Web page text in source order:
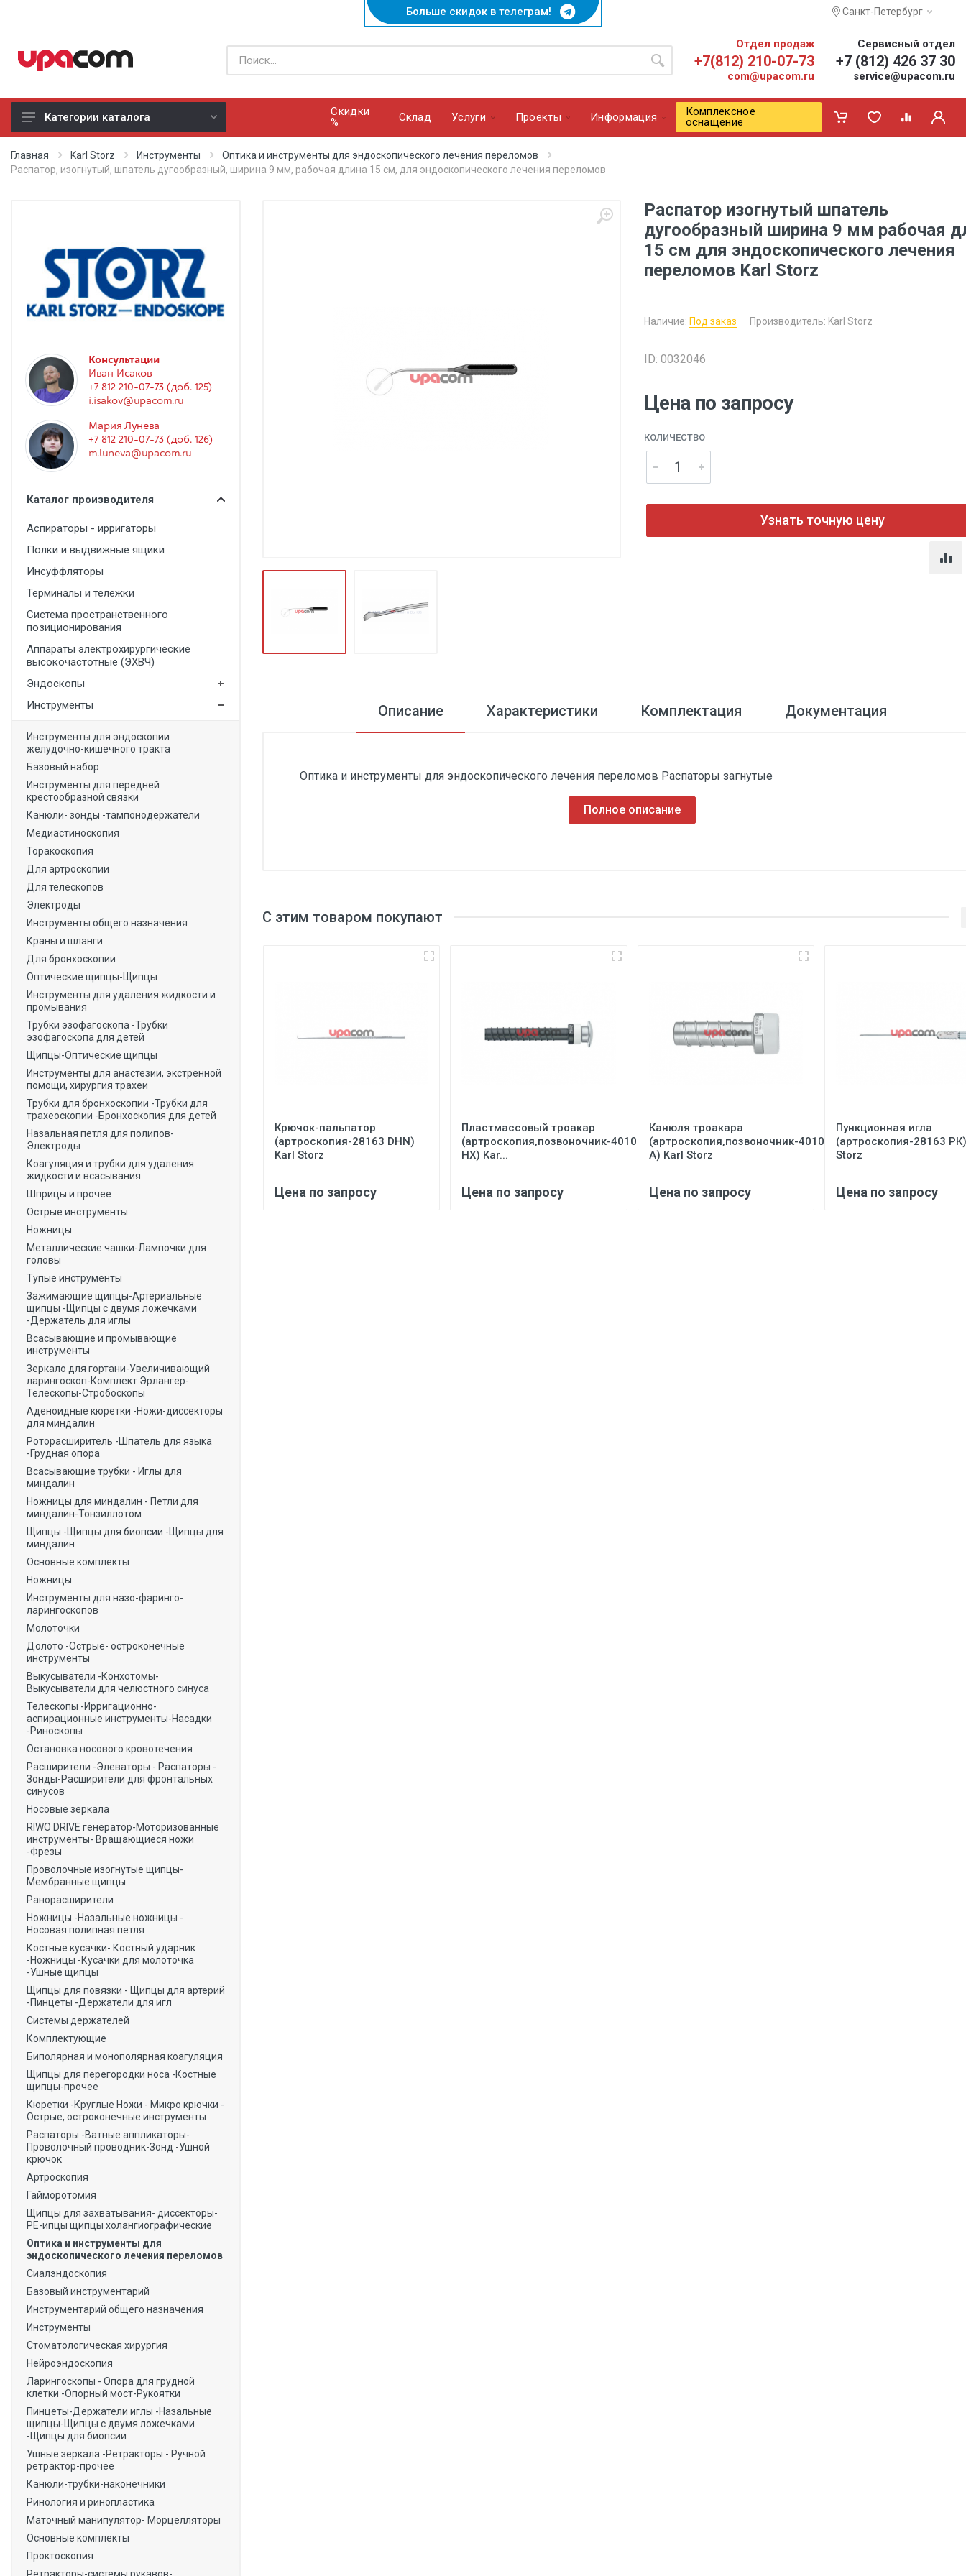
Больше скидок в телеграм! Санкт-Петербург
Отдел продаж
+7(812) 210-07-73
com@upacom.ru
Сервисный отдел
+7 (812) 426 37 30
service@upacom.ru
Б/У оборудование
Неонатология
Хирургия
Функциональная диагностика
Офтальмология
Урология
Дезинфекция и стерилизация
Реабилитация
Расходные материалы
Оториноларингология
Вспомогательное оборудование
Стоматологическое оборудование
Медицинская мебель
Лабораторное оборудование
Оборудование для скорой помощи
Прачечное оборудование
Медицинские мониторы
Ортопедические товары
Косметология
Категории каталога
Скидки
%
Cклад Услуги Проекты Информация
Комплексное
оснащение
Главная Karl Storz Инструменты
Оптика и инструменты для эндоскопического лечения переломов
Распатор, изогнутый, шпатель дугообразный, ширина 9 мм, рабочая длина 15 см, для эндоскопического лечения переломов
Консультации
Иван Исаков
+7 812 210-07-73 (доб. 125)
i.isakov@upacom.ru
Мария Лунева
+7 812 210-07-73 (доб. 126)
m.luneva@upacom.ru
Каталог производителя
Аспираторы - ирригаторы
Полки и выдвижные ящики
Инсуффляторы
Терминалы и тележки
Система пространственного
позиционирования
Аппараты электрохирургические
высокочастотные (ЭХВЧ)
Эндоскопы
Инструменты
Инструменты для эндоскопии
желудочно-кишечного тракта
Базовый набор
Инструменты для передней
крестообразной связки
Канюли- зонды -тампонодержатели
Медиастиноскопия
Торакоскопия
Для артроскопии
Для телескопов
Электроды
Инструменты общего назначения
Краны и шланги
Для бронхоскопии
Оптические щипцы-Щипцы
Инструменты для удаления жидкости и
промывания
Трубки эзофагоскопа -Трубки
эзофагоскопа для детей
Щипцы-Оптические щипцы
Инструменты для анастезии, экстренной
помощи, хирургия трахеи
Трубки для бронхоскопии -Трубки для
трахеоскопии -Бронхоскопия для детей
Назальная петля для полипов-
Электроды
Коагуляция и трубки для удаления
жидкости и всасывания
Шприцы и прочее
Острые инструменты
Ножницы
Металлические чашки-Лампочки для
головы
Тупые инструменты
Зажимающие щипцы-Артериальные
щипцы -Щипцы с двумя ложечками
-Держатель для иглы
Всасывающие и промывающие
инструменты
Зеркало для гортани-Увеличивающий
ларингоскоп-Комплект Эрлангер-
Телескопы-Стробоскопы
Аденоидные кюретки -Ножи-диссекторы
для миндалин
Роторасширитель -Шпатель для языка
-Грудная опора
Всасывающие трубки - Иглы для
миндалин
Ножницы для миндалин - Петли для
миндалин-Тонзиллотом
Щипцы -Щипцы для биопсии -Щипцы для
миндалин
Основные комплекты
Ножницы
Инструменты для назо-фаринго-
ларингоскопов
Молоточки
Долото -Острые- остроконечные
инструменты
Выкусыватели -Конхотомы-
Выкусыватели для челюстного синуса
Телескопы -Ирригационно-
аспирационные инструменты-Насадки
-Риноскопы
Остановка носового кровотечения
Расширители -Элеваторы - Распаторы -
Зонды-Расширители для фронтальных
синусов
Носовые зеркала
RIWO DRIVE генератор-Моторизованные
инструменты- Вращающиеся ножи
-Фрезы
Проволочные изогнутые щипцы-
Мембранные щипцы
Ранорасширители
Ножницы -Назальные ножницы -
Носовая полипная петля
Костные кусачки- Костный ударник
-Ножницы -Кусачки для молоточка
-Ушные щипцы
Щипцы для повязки - Щипцы для артерий
-Пинцеты -Держатели для игл
Системы держателей
Комплектующие
Биполярная и монополярная коагуляция
Щипцы для перегородки носа -Костные
щипцы-прочее
Кюретки -Круглые Ножи - Микро крючки -
Острые, остроконечные инструменты
Распаторы -Ватные аппликаторы-
Проволочный проводник-Зонд -Ушной
крючок
Артроскопия
Гайморотомия
Щипцы для захватывания- диссекторы-
РЕ-ипцы щипцы холангиографические
Оптика и инструменты для
эндоскопического лечения переломов
Сиалэндоскопия
Базовый инструментарий
Инструментарий общего назначения
Инструменты
Стоматологическая хирургия
Нейроэндоскопия
Ларингоскопы - Опора для грудной
клетки -Опорный мост-Рукоятки
Пинцеты-Держатели иглы -Назальные
щипцы-Щипцы с двумя ложечками
-Щипцы для биопсии
Ушные зеркала -Ретракторы - Ручной
ретрактор-прочее
Канюли-трубки-наконечники
Ринология и ринопластика
Маточный манипулятор- Морцелляторы
Основные комплекты
Проктоскопия
Распатор изогнутый шпатель
дугообразный ширина 9 мм рабочая
15 см для эндоскопического лечения
переломов Karl Storz
Наличие: Под заказ Производитель: Karl Storz
ID: 0032046
Цена по запросу
КОЛИЧЕСТВО
Узнать точную цену
Описание Характеристики Комплектация Документация
Оптика и инструменты для эндоскопического лечения переломов Распаторы загнутые
Полное описание
С этим товаром покупают
Крючок-пальпатор
(артроскопия-28163 DHN)
Karl Storz
Цена по запросу
Пластмассовый троакар
(артроскопия,позвоночник-40103
НХ) Kar...
Цена по запросу
Канюля троакара
(артроскопия,позвоночник-40103
А) Karl Storz
Цена по запросу
Пункционная игла
(артроскопия-28163
Storz
Цена по запросу